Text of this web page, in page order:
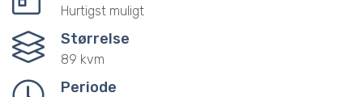
Hurtigst muligt
Størrelse
89 kvm
Periode